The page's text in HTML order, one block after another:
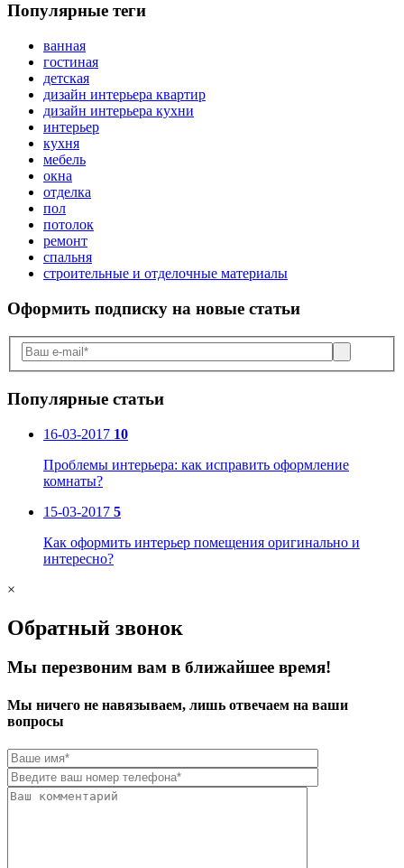
Популярные теги
ванная
гостиная
детская
дизайн интерьера квартир
дизайн интерьера кухни
интерьер
кухня
мебель
окна
отделка
пол
потолок
ремонт
спальня
строительные и отделочные материалы
Оформить подписку на новые статьи
Популярные статьи
16-03-2017 10
Проблемы интерьера: как исправить оформление
комнаты?
15-03-2017 5
Как оформить интерьер помещения оригинально и
интересно?
×
Обратный звонок
Мы перезвоним вам в ближайшее время!
Мы ничего не навязываем, лишь отвечаем на ваши
вопросы